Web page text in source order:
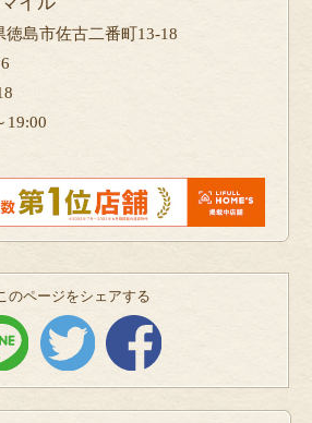
徳島市佐古二番町13-18
19:00
のページをシェアする